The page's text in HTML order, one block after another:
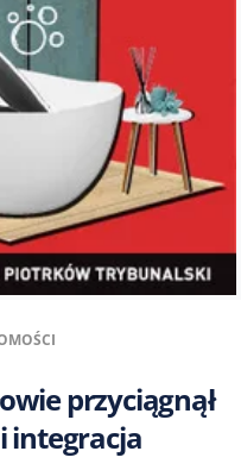
przyciągnął
integracja